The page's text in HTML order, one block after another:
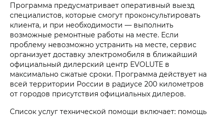
Программа предусматривает оперативный выезд
специалистов, которые смогут проконсультировать
клиента, и при необходимости — выполнить
возможные ремонтные работы на месте. Если
проблему невозможно устранить на месте, сервис
организует доставку электромобиля в ближайший
официальный дилерский центр EVOLUTE в
максимально сжатые сроки. Программа действует на
всей территории России в радиусе 200 километров
от городов присутствия официальных дилеров.
Список услуг технической помощи включает: помощь